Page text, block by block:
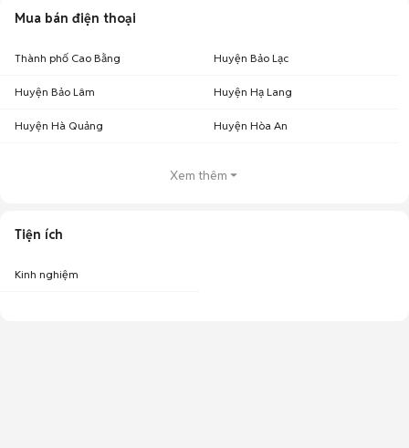
Mua bán điện thoại
Thành phố Cao Bằng Huyện Bảo Lạc
Huyện Bảo Lâm Huyện Hạ Lang
Huyện Hà Quảng Huyện Hòa An
Xem thêm
Tiện ích
Kinh nghiệm